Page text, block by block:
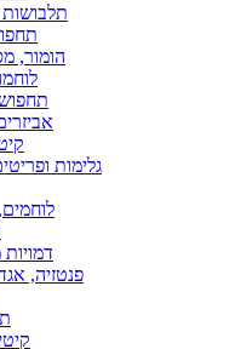
הומור,
גלימות
פנטזיה,